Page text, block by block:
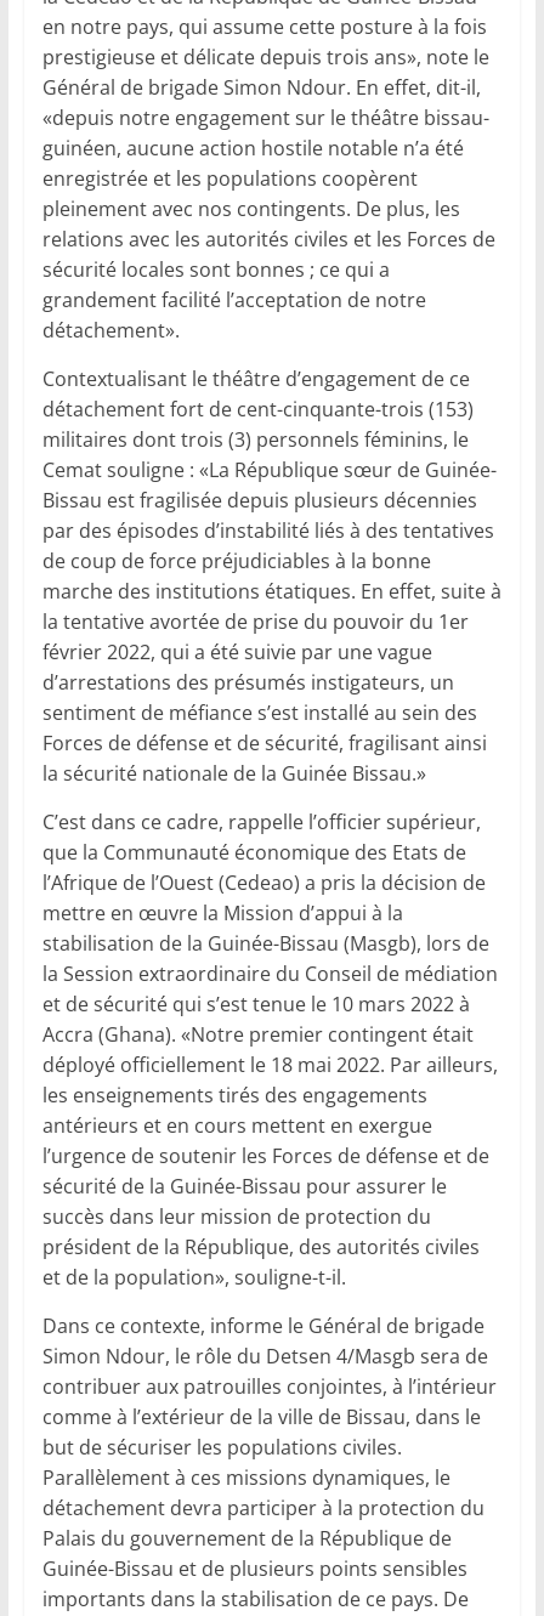
en notre pays, qui assume cette posture à la fois
prestigieuse et délicate depuis trois ans», note le
Général de brigade Simon Ndour. En effet, dit-il,
«depuis notre engagement sur le théâtre bissau-
guinéen, aucune action hostile notable n’a été
enregistrée et les populations coopèrent
pleinement avec nos contingents. De plus, les
relations avec les autorités civiles et les Forces de
sécurité locales sont bonnes ; ce qui a
grandement facilité l’acceptation de notre
détachement».
Contextualisant le théâtre d’engagement de ce
détachement fort de cent-cinquante-trois (153)
militaires dont trois (3) personnels féminins, le
Cemat souligne : «La République sœur de Guinée-
Bissau est fragilisée depuis plusieurs décennies
par des épisodes d’instabilité liés à des tentatives
de coup de force préjudiciables à la bonne
marche des institutions étatiques. En effet, suite à
la tentative avortée de prise du pouvoir du 1er
février 2022, qui a été suivie par une vague
d’arrestations des présumés instigateurs, un
sentiment de méfiance s’est installé au sein des
Forces de défense et de sécurité, fragilisant ainsi
la sécurité nationale de la Guinée Bissau.»
C’est dans ce cadre, rappelle l’officier supérieur,
que la Communauté économique des Etats de
l’Afrique de l’Ouest (Cedeao) a pris la décision de
mettre en œuvre la Mission d’appui à la
stabilisation de la Guinée-Bissau (Masgb), lors de
la Session extraordinaire du Conseil de médiation
et de sécurité qui s’est tenue le 10 mars 2022 à
Accra (Ghana). «Notre premier contingent était
déployé officiellement le 18 mai 2022. Par ailleurs,
les enseignements tirés des engagements
antérieurs et en cours mettent en exergue
l’urgence de soutenir les Forces de défense et de
sécurité de la Guinée-Bissau pour assurer le
succès dans leur mission de protection du
président de la République, des autorités civiles
et de la population», souligne-t-il.
Dans ce contexte, informe le Général de brigade
Simon Ndour, le rôle du Detsen 4/Masgb sera de
contribuer aux patrouilles conjointes, à l’intérieur
comme à l’extérieur de la ville de Bissau, dans le
but de sécuriser les populations civiles.
Parallèlement à ces missions dynamiques, le
détachement devra participer à la protection du
Palais du gouvernement de la République de
Guinée-Bissau et de plusieurs points sensibles
importants dans la stabilisation de ce pays. De